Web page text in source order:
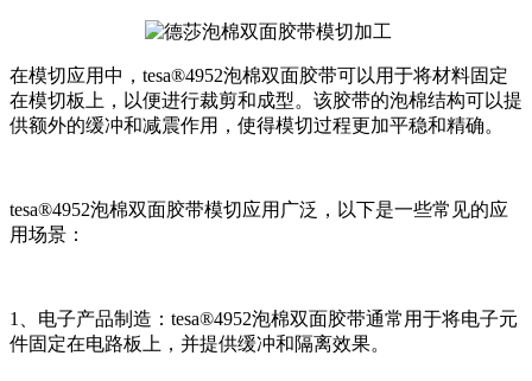
在模切应用中，tesa®4952泡棉双面胶带可以用于将材料固定
在模切板上，以便进行裁剪和成型。该胶带的泡棉结构可以提
供额外的缓冲和减震作用，使得模切过程更加平稳和精确。
tesa®4952泡棉双面胶带模切应用广泛，以下是一些常见的应
用场景：
1、电子产品制造：tesa®4952泡棉双面胶带通常用于将电子元
件固定在电路板上，并提供缓冲和隔离效果。